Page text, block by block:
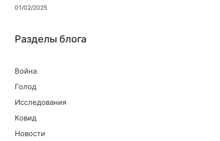
01/02/2025
Разделы блога
Война
Голод
Исследования
Ковид
Новости